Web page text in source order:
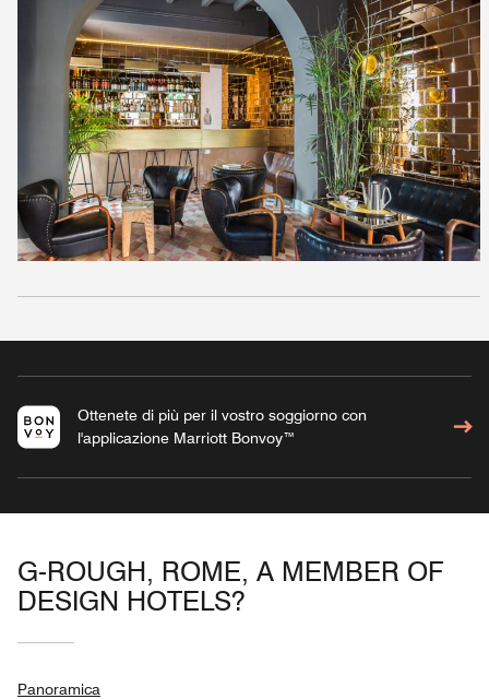
Ottenete di più per il vostro soggiorno con
l'applicazione Marriott Bonvoy™
G-ROUGH, ROME, A MEMBER OF
DESIGN HOTELS?
Panoramica